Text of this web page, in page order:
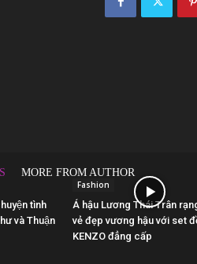
MORE FROM AUTHOR
tình
và Thuận
Fashion
Á hậu Lương Thái Trân
vẻ đẹp vương hậu với set
KENZO đẳng cấp